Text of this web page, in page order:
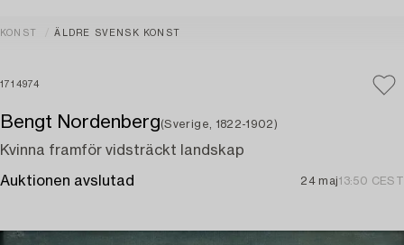
KONST ÄLDRE SVENSK KONST
1714974
Bengt Nordenberg(Sverige, 1822-1902)
Kvinna framför vidsträckt landskap
Auktionen avslutad 24 maj13:50 CEST